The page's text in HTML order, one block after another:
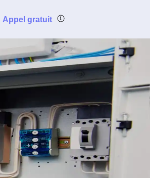
Appel gratuit